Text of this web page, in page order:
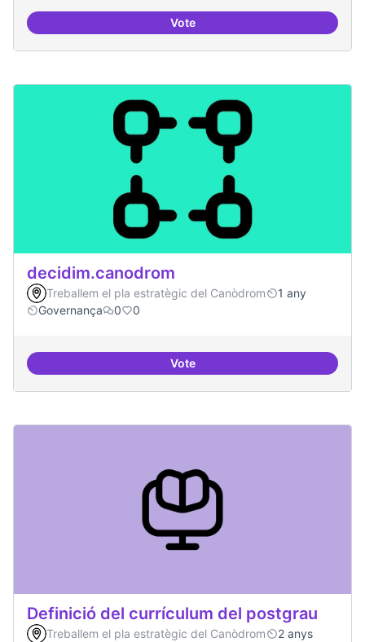
VoteCursos de podcast i twitch
decidim.canodrom
Treballem el pla estratègic del Canòdrom
1 any
Governança
0 0
Votedecidim.canodrom
Definició del currículum del postgrau
Treballem el pla estratègic del Canòdrom
2 anys